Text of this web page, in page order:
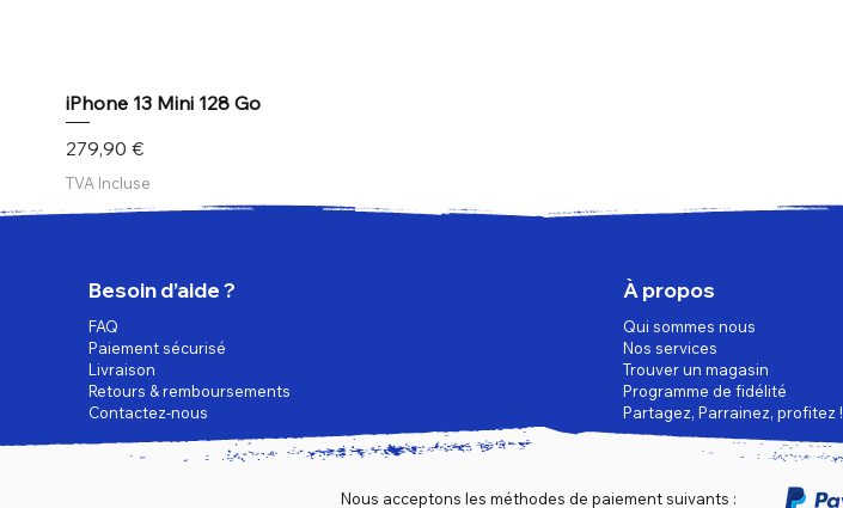
iPhone 13 Mini 128 Go
Prix
279,90 €
TVA Incluse
Besoin d’aide ?
FAQ
Paiement sécurisé
Livraison
Retours & remboursements
Contactez-nous
À propos
Qui sommes nous
Nos services
Trouver un magasin
Programme de fidélité
Partagez, Parrainez, profitez !
Nous acceptons les méthodes de paiement suivants :